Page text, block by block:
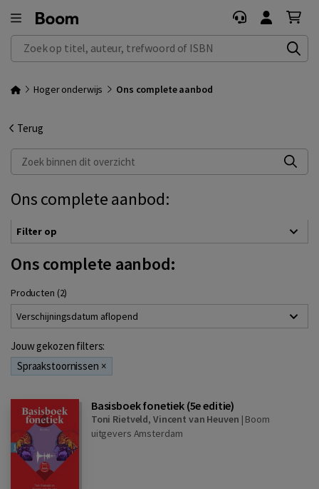
Zoek op titel, auteur, trefwoord of ISBN
Hoger onderwijs Ons complete aanbod
Terug
Zoek binnen dit overzicht
Ons complete aanbod:
Filter op
Ons complete aanbod:
Producten (2)
Verschijningsdatum aflopend
Jouw gekozen filters:
Spraakstoornissen ×
Basisboek fonetiek (5e editie)
Toni Rietveld, Vincent van Heuven | Boom
uitgevers Amsterdam